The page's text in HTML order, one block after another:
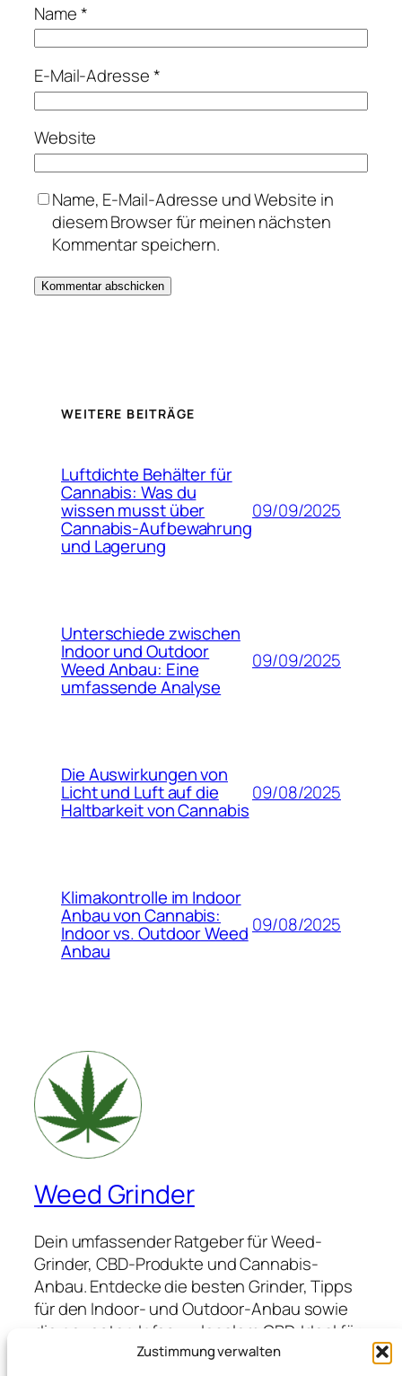
Zustimmung verwalten
Name*
E-Mail-Adresse*
Website
Name, E-Mail-Adresse und Website in
diesem Browser für meinen nächsten
Kommentar speichern.
WEITERE BEITRÄGE
Luftdichte Behälter für
Cannabis: Was du
wissen musst über
Cannabis-Aufbewahrung
und Lagerung
09/09/2025
Unterschiede zwischen
Indoor und Outdoor
Weed Anbau: Eine
umfassende Analyse
09/09/2025
Die Auswirkungen von
Licht und Luft auf die
Haltbarkeit von Cannabis
09/08/2025
Klimakontrolle im Indoor
Anbau von Cannabis:
Indoor vs. Outdoor Weed
Anbau
09/08/2025
Weed Grinder
Dein umfassender Ratgeber für Weed-
Grinder, CBD-Produkte und Cannabis-
Anbau. Entdecke die besten Grinder, Tipps
für den Indoor- und Outdoor-Anbau sowie
die neuesten Infos zu legalem CBD. Ideal für
Anfänger und Profis, die hochwertige